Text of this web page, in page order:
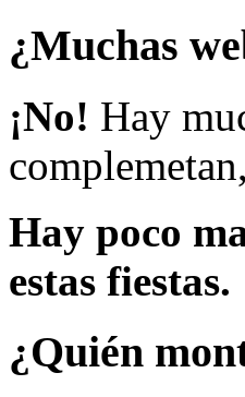
¿Muchas
¡No! Hay
Hay poco
estas fiestas.
¿Quién